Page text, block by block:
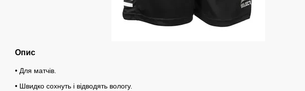
Опис
• Для матчів.
• Швидко сохнуть і відводять вологу.